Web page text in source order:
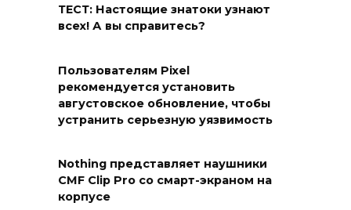
ТЕСТ: Настоящие знатоки узнают
всех! А вы справитесь?
Пользователям Pixel
рекомендуется установить
августовское обновление, чтобы
устранить серьезную уязвимость
Nothing представляет наушники
CMF Clip Pro со смарт-экраном на
корпусе